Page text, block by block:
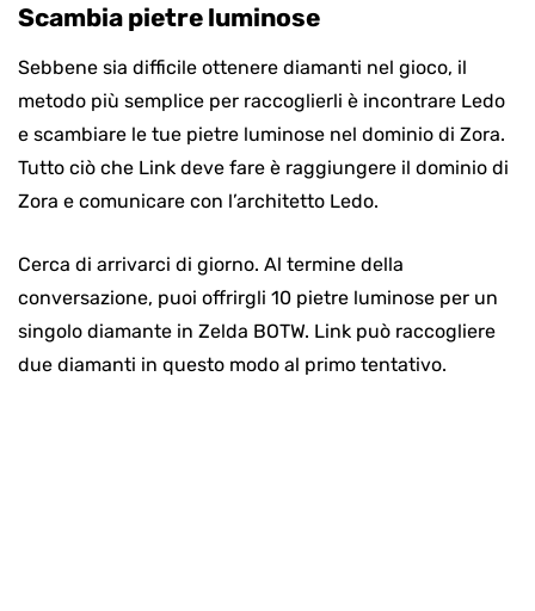
Scambia pietre luminose
Sebbene sia difficile ottenere diamanti nel gioco, il
metodo più semplice per raccoglierli è incontrare Ledo
e scambiare le tue pietre luminose nel dominio di Zora.
Tutto ciò che Link deve fare è raggiungere il dominio di
Zora e comunicare con l’architetto Ledo.
Cerca di arrivarci di giorno. Al termine della
conversazione, puoi offrirgli 10 pietre luminose per un
singolo diamante in Zelda BOTW. Link può raccogliere
due diamanti in questo modo al primo tentativo.